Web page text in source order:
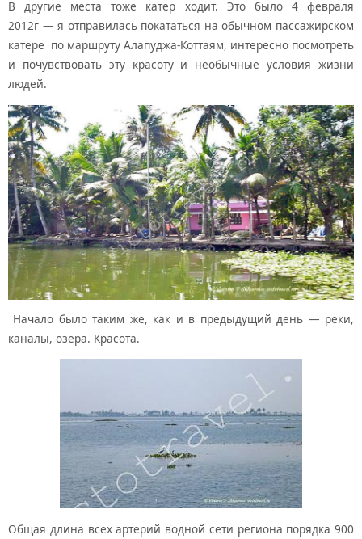
В другие места тоже катер ходит. Это было 4 февраля
2012г — я отправилась покататься на обычном пассажирском
катере по маршруту Алапуджа-Коттаям, интересно посмотреть
и почувствовать эту красоту и необычные условия жизни
людей.
Начало было таким же, как и в предыдущий день — реки,
каналы, озера. Красота.
Общая длина всех артерий водной сети региона порядка 900